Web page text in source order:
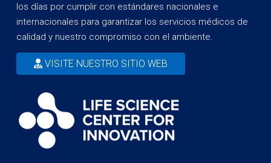
los días por cumplir con estándares nacionales e
internacionales para garantizar los servicios médicos de
calidad y nuestro compromiso con el ambiente.
VISITE NUESTRO SITIO WEB